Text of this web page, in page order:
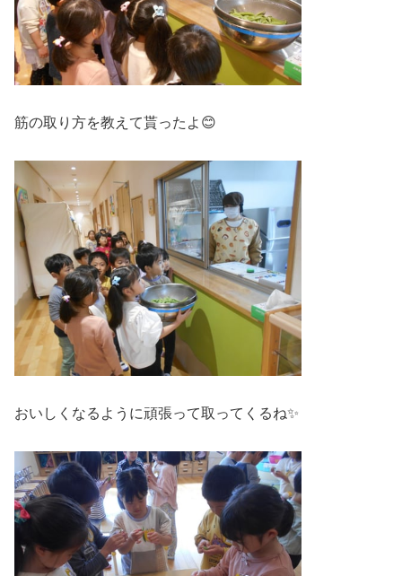
筋の取り方を教えて貰ったよ😊
おいしくなるように頑張って取ってくるね✨